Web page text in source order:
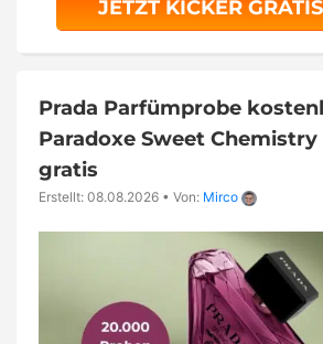
JETZT KICKER
Prada Parfümprobe
Paradoxe Sweet Chemistry
gratis
Erstellt: 08.08.2026 • Von: Mirco